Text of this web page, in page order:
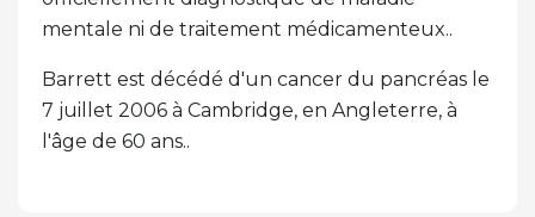
mentale ni de traitement médicamenteux..
Barrett est décédé d'un cancer du pancréas le
7 juillet 2006 à Cambridge, en Angleterre, à
l'âge de 60 ans..